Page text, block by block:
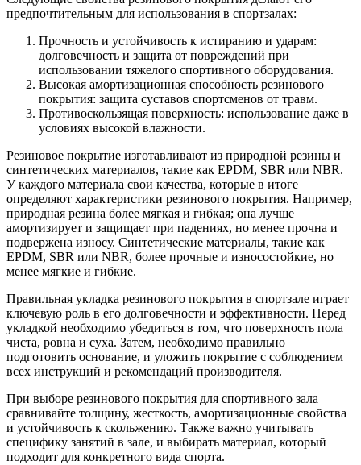
предпочтительным для использования в спортзалах:
Прочность и устойчивость к истиранию и ударам:
долговечность и защита от повреждений при
использовании тяжелого спортивного оборудования.
Высокая амортизационная способность резинового
покрытия: защита суставов спортсменов от травм.
Противоскользящая поверхность: использование даже в
условиях высокой влажности.
Резиновое покрытие изготавливают из природной резины и
синтетических материалов, такие как EPDM, SBR или NBR.
У каждого материала свои качества, которые в итоге
определяют характеристики резинового покрытия. Например,
природная резина более мягкая и гибкая; она лучше
амортизирует и защищает при падениях, но менее прочна и
подвержена износу. Синтетические материалы, такие как
EPDM, SBR или NBR, более прочные и износостойкие, но
менее мягкие и гибкие.
Правильная укладка резинового покрытия в спортзале играет
ключевую роль в его долговечности и эффективности. Перед
укладкой необходимо убедиться в том, что поверхность пола
чиста, ровна и суха. Затем, необходимо правильно
подготовить основание, и уложить покрытие с соблюдением
всех инструкций и рекомендаций производителя.
При выборе резинового покрытия для спортивного зала
сравнивайте толщину, жесткость, амортизационные свойства
и устойчивость к скольжению. Также важно учитывать
специфику занятий в зале, и выбирать материал, который
подходит для конкретного вида спорта.